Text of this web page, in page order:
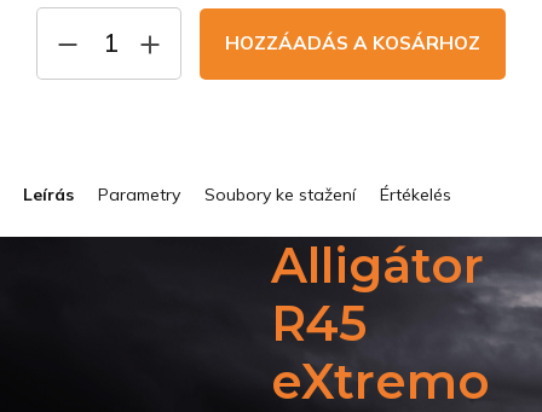
HOZZÁADÁS A KOSÁRHOZ
Leírás Parametry Soubory ke stažení Értékelés
Alligátor
R45
eXtremo